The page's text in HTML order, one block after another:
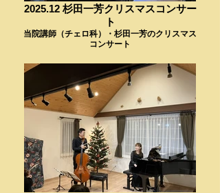
2025.12 杉田一芳クリスマスコンサー
ト
当院講師（チェロ科）・杉田一芳のクリスマス
コンサート